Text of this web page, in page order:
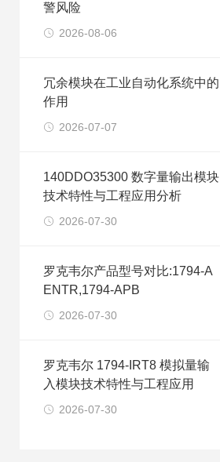
警风险
2026-08-06
冗余模块在工业自动化系统中的
作用
2026-07-07
140DDO35300 数字量输出模块
技术特性与工程应用分析
2026-07-30
罗克韦尔产品型号对比:1794-A
ENTR,1794-APB
2026-07-30
罗克韦尔 1794-IRT8 模拟量输
入模块技术特性与工程应用
2026-07-30